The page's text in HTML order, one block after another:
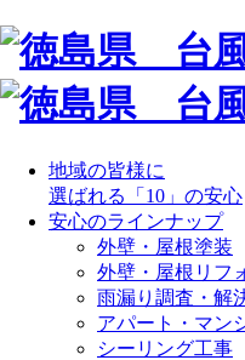
地域の皆様に
選ばれる「10」の安心
安心のラインナップ
外壁・屋根塗装
外壁・屋根リフ
雨漏り調査・解
アパート・マン
シーリング工事